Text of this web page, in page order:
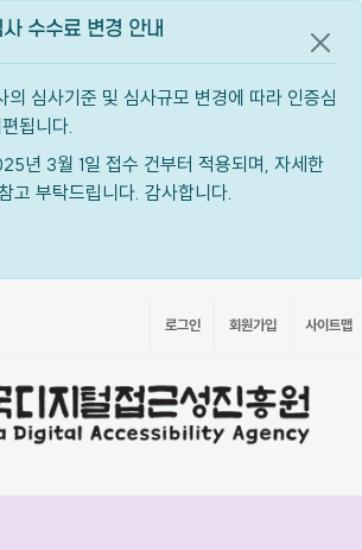
수수료 변경 안내
의 심사기준 및 심사규모 변경에 따라 인증심
됩니다.
년 3월 1일 접수 건부터 적용되며, 자세한
고 부탁드립니다. 감사합니다.
공지
로그인 회원가입 사이트맵